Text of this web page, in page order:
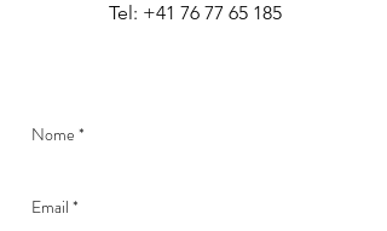
Tel: +41 76 77 65 185